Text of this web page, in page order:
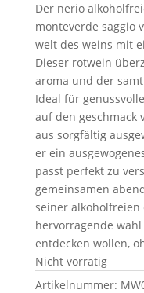
Der nerio
monteverde saggio
welt des weins mit
Dieser rotwein
aroma und der
Ideal für
auf den geschmack
aus sorgfältig
er ein
passt perfekt zu
gemeinsamen
seiner alkoholfreien
hervorragende
entdecken wollen,
Nicht vorrätig
Artikelnummer: